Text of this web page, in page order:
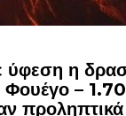
ύφεση η
Φουέγο –
προληπτικά